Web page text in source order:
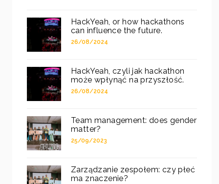
HackYeah, or how hackathons
can influence the future.
26/08/2024
HackYeah, czyli jak hackathon
może wpłynąć na przyszłość.
26/08/2024
Team management: does gender
matter?
25/09/2023
Zarządzanie zespołem: czy płeć
ma znaczenie?